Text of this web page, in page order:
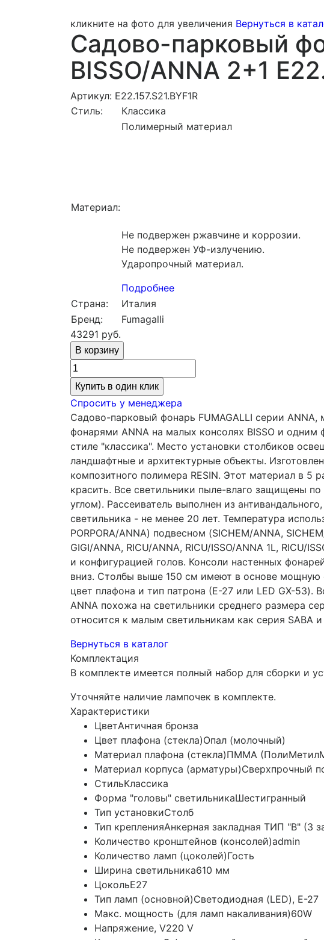
кликните на фото для увеличения Вернуться в
Садово-парковый
BISSO/ANNA 2+1
Артикул: E22.157.S21.BYF1R
Стиль:
Классика
Материал:
Полимерный материал
Не подвержен ржавчине и коррозии.
Не подвержен УФ-излучению.
Ударопрочный материал.
Подробнее
Страна:
Италия
Бренд:
Fumagalli
43291 руб.
Купить в один клик
Спросить у менеджера
Садово-парковый фонарь FUMAGALLI серии
фонарями ANNA на малых консолях BISSO и
стиле "классика". Место установки столбиков
ландшафтные и архитектурные объекты.
композитного полимера RESIN. Этот материал в 5
красить. Все светильники пыле-влаго защищены
углом). Рассеиватель выполнен из
светильника - не менее 20 лет. Температура
PORPORA/ANNA) подвесном (SICHEM/ANNA,
GIGI/ANNA, RICU/ANNA, RICU/ISSO/ANNA 1L, RICU/
и конфигурацией голов. Консоли настенных
вниз. Столбы выше 150 см имеют в основе мощную
цвет плафона и тип патрона (Е-27 или LED GX-
ANNA похожа на светильники среднего размера
относится к малым светильникам как серия SABA и
Вернуться в каталог
Комплектация
В комплекте имеется полный набор для сборки и
Уточняйте наличие лампочек в комплекте.
Характеристики
ЦветАнтичная бронза
Цвет плафона (стекла)Опал (молочный)
Материал плафона (стекла)ПММА
Материал корпуса (арматуры)Сверхпрочный
СтильКлассика
Форма "головы" светильникаШестигранный
Тип установкиСтолб
Тип крепленияАнкерная закладная ТИП "B" (3
Количество кронштейнов (консолей)admin
Количество ламп (цоколей)Гость
Ширина светильника610 мм
ЦокольE27
Тип ламп (основной)Светодиодная (LED), Е-27
Макс. мощность (для ламп накаливания)60W
Напряжение, V220 V